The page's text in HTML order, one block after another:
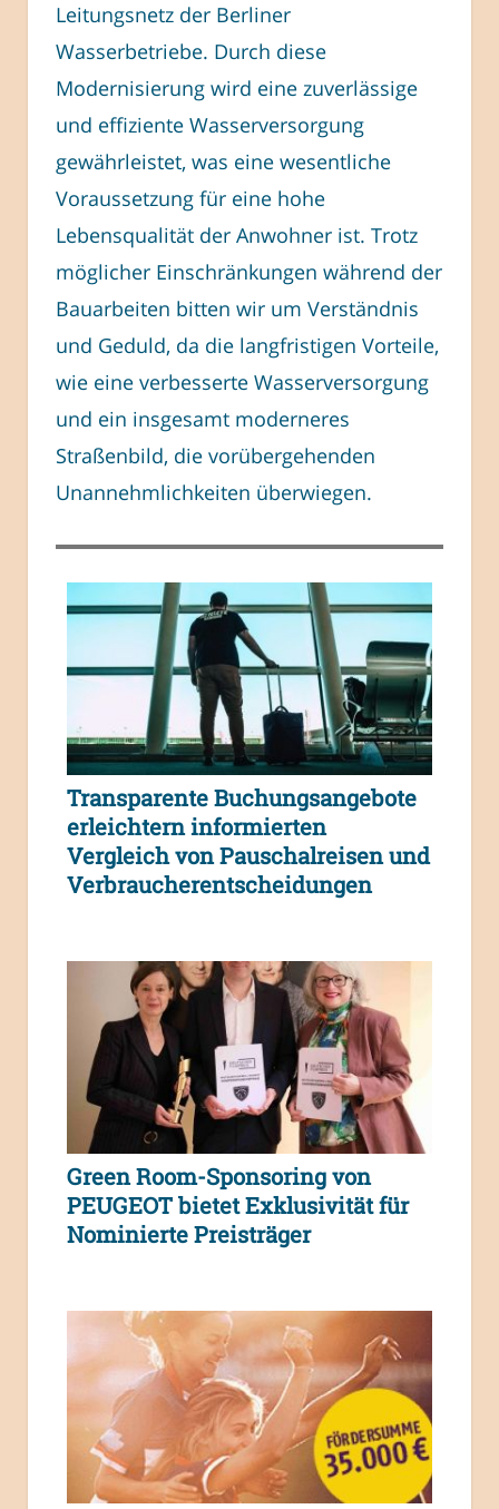
Leitungsnetz der Berliner
Wasserbetriebe. Durch diese
Modernisierung wird eine zuverlässige
und effiziente Wasserversorgung
gewährleistet, was eine wesentliche
Voraussetzung für eine hohe
Lebensqualität der Anwohner ist. Trotz
möglicher Einschränkungen während der
Bauarbeiten bitten wir um Verständnis
und Geduld, da die langfristigen Vorteile,
wie eine verbesserte Wasserversorgung
und ein insgesamt moderneres
Straßenbild, die vorübergehenden
Unannehmlichkeiten überwiegen.
Transparente Buchungsangebote
erleichtern informierten
Vergleich von Pauschalreisen und
Verbraucherentscheidungen
Green Room-Sponsoring von
PEUGEOT bietet Exklusivität für
Nominierte Preisträger